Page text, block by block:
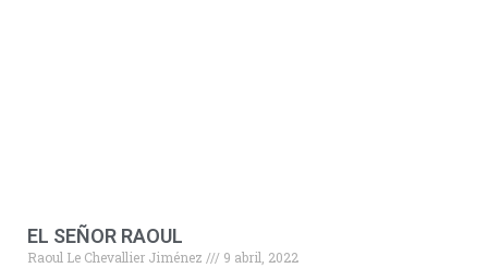
EL SEÑOR RAOUL
Raoul Le Chevallier Jiménez 9 abril, 2022